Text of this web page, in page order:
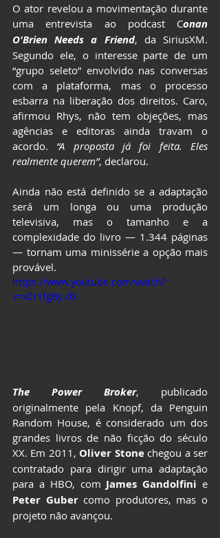
O ator revelou a movimentação durante
uma entrevista ao podcast Conan
O'Brien Needs a Friend, da SiriusXM.
Segundo ele, o interesse parte de um
“grupo seleto” envolvido nas conversas
com a plataforma, mas o processo
esbarra na liberação dos direitos. Caro,
afirmou Rhys, não tem objeções, mas
agências e editoras ainda travam o
acordo. “A proposta já foi feita. Eles
realmente querem”, declarou.
Ainda não está definido se a adaptação
será um longa ou uma produção
televisiva, mas o tamanho e a
complexidade do livro — 1.344 páginas
— tornam uma minissérie a opção mais
provável.
https://www.youtube.com/watch?
v=xZr1fgBy-dk
The Power Broker, publicado
originalmente pela Knopf, da Penguin
Random House, é considerado um dos
grandes livros de não ficção do século
XX. Em 2011, Oliver Stone chegou a ser
contratado para dirigir uma adaptação
para a HBO, com James Gandolfini e
Peter Guber como produtores, mas o
projeto não avançou.